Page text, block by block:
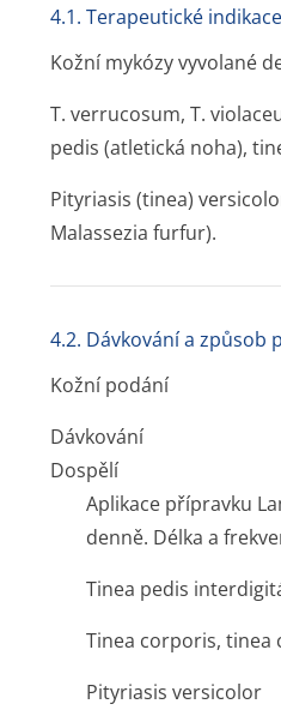
4.1. Terapeutické indikace
Kožní mykózy vyvolané
T. verrucosum, T.
pedis (atletická noha),
Pityriasis (tinea)
Malassezia furfur).
4.2. Dávkování a způsob
Kožní podání
Dávkování
Dospělí
Aplikace přípravku
denně. Délka a
Tinea pedis
Tinea corporis, tinea
Pityriasis versicolor